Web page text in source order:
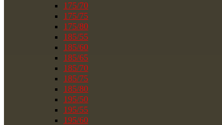
175/70
175/75
175/80
185/55
185/60
185/65
185/70
185/75
185/80
195/50
195/55
195/60